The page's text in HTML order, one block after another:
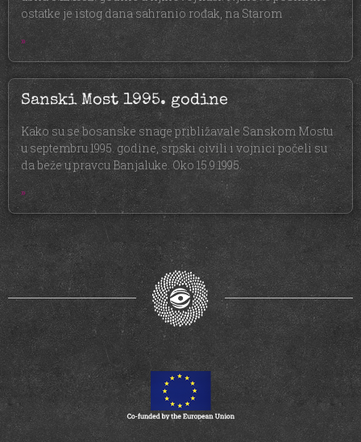
ostatke je istog dana sahranio rođak, na Starom
»
Sanski Most 1995. godine
Kako su se bosanske snage približavale Sanskom Mostu
u septembru 1995. godine, srpski civili i vojnici počeli su
da beže u pravcu Banjaluke. Oko 15.9.1995.
»